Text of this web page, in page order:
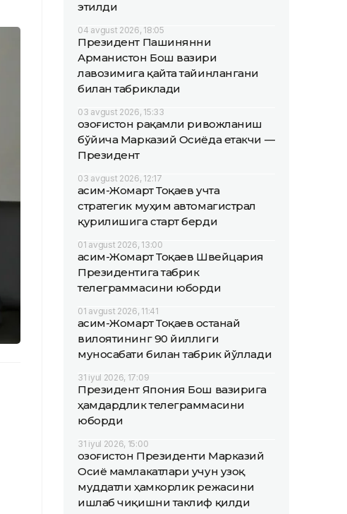
этилди
04 avgust 2026, 18:05
Президент Пашинянни
Арманистон Бош вазири
лавозимига қайта тайинлангани
билан табриклади
03 avgust 2026, 15:33
Қозоғистон рақамли ривожланиш
бўйича Марказий Осиёда етакчи —
Президент
03 avgust 2026, 12:17
Қасим-Жомарт Тоқаев учта
стратегик муҳим автомагистрал
қурилишига старт берди
01 avgust 2026, 13:00
Қасим-Жомарт Тоқаев Швейцария
Президентига табрик
телеграммасини юборди
01 avgust 2026, 11:41
Қасим-Жомарт Тоқаев Қостанай
вилоятининг 90 йиллиги
муносабати билан табрик йўллади
31 iyul 2026, 17:09
Президент Япония Бош вазирига
ҳамдардлик телеграммасини
юборди
31 iyul 2026, 15:00
Қозоғистон Президенти Марказий
Осиё мамлакатлари учун узоқ
муддатли ҳамкорлик режасини
ишлаб чиқишни таклиф қилди